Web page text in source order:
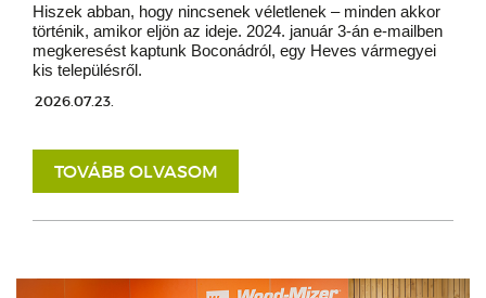
Hiszek abban, hogy nincsenek véletlenek – minden akkor
történik, amikor eljön az ideje. 2024. január 3-án e-mailben
megkeresést kaptunk Boconádról, egy Heves vármegyei
kis településről.
2026.07.23.
TOVÁBB OLVASOM